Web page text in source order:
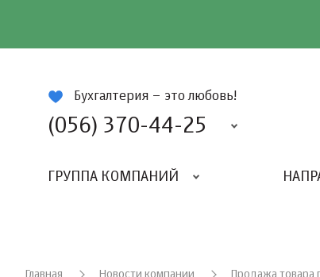
Бухгалтерия – это любовь!
(056) 370-44-25
ГРУППА КОМПАНИЙ
Главная Новости компании Продажа товара